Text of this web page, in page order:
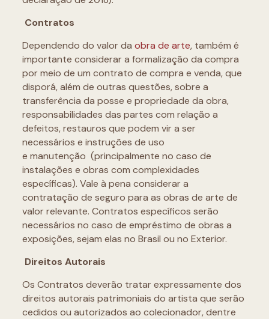
Contratos
Dependendo do valor da obra de arte, também é
importante considerar a formalização da compra
por meio de um contrato de compra e venda, que
disporá, além de outras questões, sobre a
transferência da posse e propriedade da obra,
responsabilidades das partes com relação a
defeitos, restauros que podem vir a ser
necessários e instruções de uso
e manutenção (principalmente no caso de
instalações e obras com complexidades
específicas). Vale à pena considerar a
contratação de seguro para as obras de arte de
valor relevante. Contratos específicos serão
necessários no caso de empréstimo de obras a
exposições, sejam elas no Brasil ou no Exterior.
Direitos Autorais
Os Contratos deverão tratar expressamente dos
direitos autorais patrimoniais do artista que serão
cedidos ou autorizados ao colecionador, dentre